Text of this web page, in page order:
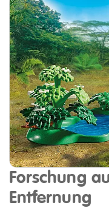
Forschung
Entfernung